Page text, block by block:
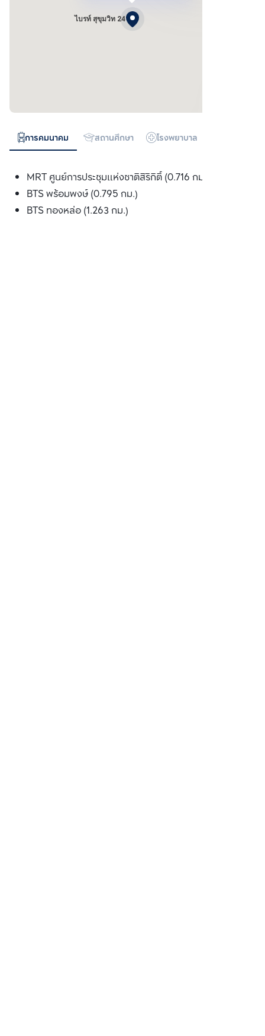
ไบรท์ สุขุมวิท 24
การคมนาคม สถานศึกษา โรงพยาบาล
MRT ศูนย์การประชุมแห่งชาติสิริกิติ์ (0.716 กม.)
BTS พร้อมพงษ์ (0.795 กม.)
BTS ทองหล่อ (1.263 กม.)